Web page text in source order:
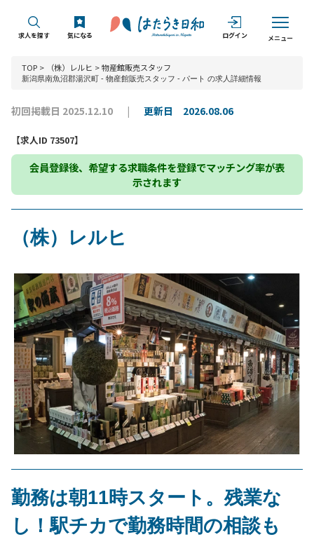
求人を探す 気になる ログイン メニュー
TOP > （株）レルヒ >物産館販売スタッフ
新潟県南魚沼郡湯沢町 - 物産館販売スタッフ - パート の求人詳細情報
初回掲載日 2025.12.10 更新日 2026.08.06
【求人ID 73507】
会員登録後、希望する求職条件を登録でマッチング率が表
示されます
（株）レルヒ
勤務は朝11時スタート。残業な
し！駅チカで勤務時間の相談も